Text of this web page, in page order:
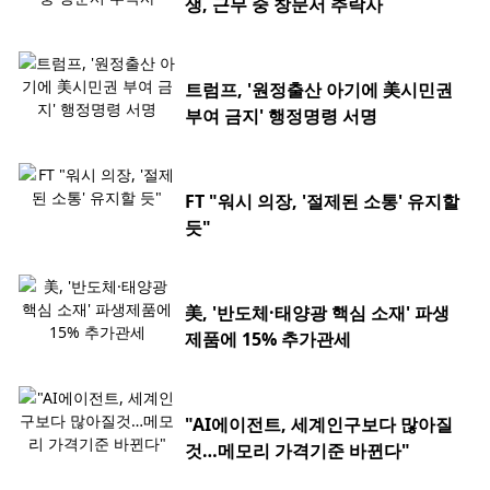
생, 근무 중 창문서 추락사
트럼프, '원정출산 아기에 美시민권
부여 금지' 행정명령 서명
FT "워시 의장, '절제된 소통' 유지할
듯"
美, '반도체·태양광 핵심 소재' 파생
제품에 15% 추가관세
"AI에이전트, 세계인구보다 많아질
것…메모리 가격기준 바뀐다"